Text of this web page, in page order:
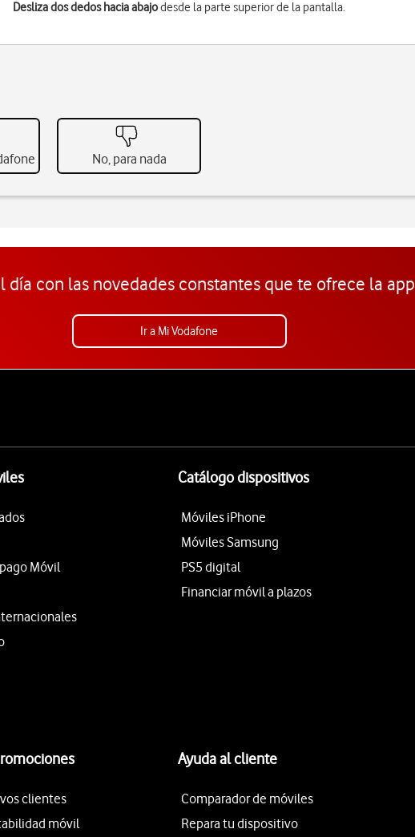
Desliza dos dedos hacia abajodesde la parte superior de la pantalla.
No, para nada
día con las novedades constantes que te ofrece la app
Ir a Mi Vodafone
Móvil
Catálogo dispositivos
Móviles iPhone
Móviles Samsung
PS5 digital
Financiar móvil a plazos
clientes
móvil
Ayuda al cliente
Comparador de móviles
Repara tu dispositivo